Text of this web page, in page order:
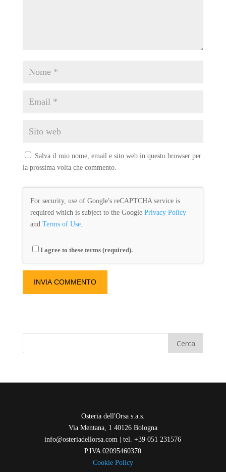
Salva il mio nome, email e sito web in questo browser per
la prossima volta che commento.
For security, use of Google's reCAPTCHA service is
required which is subject to the Google Privacy Policy
and Terms of Use.
I agree to these terms (required).
Osteria dell'Orsa s.a.s.
Via Mentana, 1 40126 Bologna
info@osteriadellorsa.com | tel. +39 051 231576
P.IVA 02095460370
Cookie Policy